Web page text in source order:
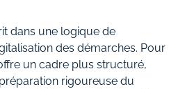
dans une logique de
des démarches. Pour
un cadre plus structuré,
rigoureuse du